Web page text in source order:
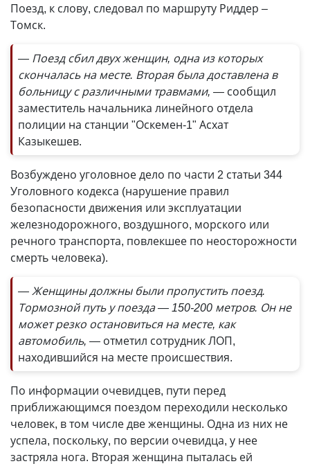
Поезд, к слову, следовал по маршруту Риддер –
Томск.
— Поезд сбил двух женщин, одна из которых
скончалась на месте. Вторая была доставлена в
больницу с различными травмами, — сообщил
заместитель начальника линейного отдела
полиции на станции "Оскемен-1" Асхат
Казыкешев.
Возбуждено уголовное дело по части 2 статьи 344
Уголовного кодекса (нарушение правил
безопасности движения или эксплуатации
железнодорожного, воздушного, морского или
речного транспорта, повлекшее по неосторожности
смерть человека).
— Женщины должны были пропустить поезд.
Тормозной путь у поезда — 150-200 метров. Он не
может резко остановиться на месте, как
автомобиль, — отметил сотрудник ЛОП,
находившийся на месте происшествия.
По информации очевидцев, пути перед
приближающимся поездом переходили несколько
человек, в том числе две женщины. Одна из них не
успела, поскольку, по версии очевидца, у нее
застряла нога. Вторая женщина пыталась ей